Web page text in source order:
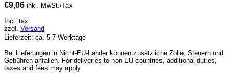
€9,06 inkl. MwSt./Tax
Incl. tax
zzgl. Versand
Lieferzeit: ca. 5-7 Werktage
Bei Lieferungen in Nicht-EU-Länder können zusätzliche Zölle, Steuern und
Gebühren anfallen. For deliveries to non-EU countries, additional duties,
taxes and fees may apply.